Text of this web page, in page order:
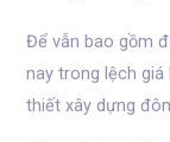
Để vẫn bao gồm
nay trong lệch
thiết xây dựng